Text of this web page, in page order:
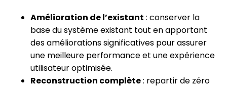
Amélioration de l’existant : conserver la
base du système existant tout en apportant
des améliorations significatives pour assurer
une meilleure performance et une expérience
utilisateur optimisée.
Reconstruction complète: repartir de zéro